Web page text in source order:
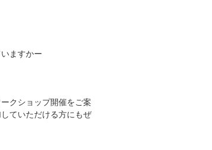
ますかー
クショップ開催をご案
ていただける方にもぜ